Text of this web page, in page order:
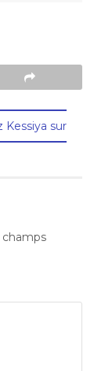
Kessiya sur
champs